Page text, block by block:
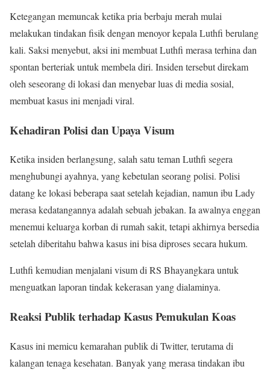
Ketegangan memuncak ketika pria berbaju merah mulai
melakukan tindakan fisik dengan menoyor kepala Luthfi berulang
kali. Saksi menyebut, aksi ini membuat Luthfi merasa terhina dan
spontan berteriak untuk membela diri. Insiden tersebut direkam
oleh seseorang di lokasi dan menyebar luas di media sosial,
membuat kasus ini menjadi viral.
Kehadiran Polisi dan Upaya Visum
Ketika insiden berlangsung, salah satu teman Luthfi segera
menghubungi ayahnya, yang kebetulan seorang polisi. Polisi
datang ke lokasi beberapa saat setelah kejadian, namun ibu Lady
merasa kedatangannya adalah sebuah jebakan. Ia awalnya enggan
menemui keluarga korban di rumah sakit, tetapi akhirnya bersedia
setelah diberitahu bahwa kasus ini bisa diproses secara hukum.
Luthfi kemudian menjalani visum di RS Bhayangkara untuk
menguatkan laporan tindak kekerasan yang dialaminya.
Reaksi Publik terhadap Kasus Pemukulan Koas
Kasus ini memicu kemarahan publik di Twitter, terutama di
kalangan tenaga kesehatan. Banyak yang merasa tindakan ibu